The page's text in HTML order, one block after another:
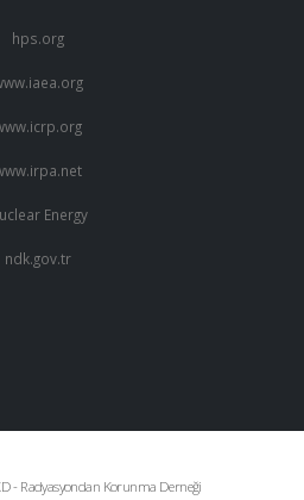
hps.org
Energy
ndk.gov.tr
- Radyasyondan Korunma Derneği